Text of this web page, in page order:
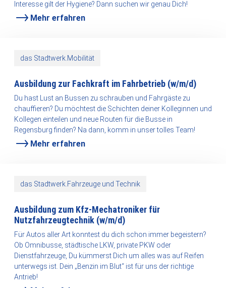
Interesse gilt der Hygiene? Dann suchen wir genau Dich!
Mehr erfahren
das Stadtwerk.Mobilität
Ausbildung zur Fachkraft im Fahrbetrieb (w/m/d)
Du hast Lust an Bussen zu schrauben und Fahrgäste zu
chauffieren? Du möchtest die Schichten deiner Kolleginnen und
Kollegen einteilen und neue Routen für die Busse in
Regensburg finden? Na dann, komm in unser tolles Team!
Mehr erfahren
das Stadtwerk.Fahrzeuge und Technik
Ausbildung zum Kfz-Mechatroniker für
Nutzfahrzeugtechnik (w/m/d)
Für Autos aller Art konntest du dich schon immer begeistern?
Ob Omnibusse, städtische LKW, private PKW oder
Dienstfahrzeuge, Du kümmerst Dich um alles was auf Reifen
unterwegs ist. Dein „Benzin im Blut“ ist für uns der richtige
Antrieb!